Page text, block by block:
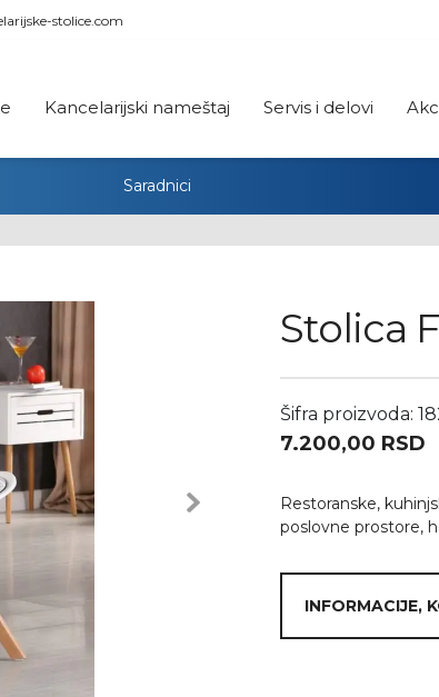
stolice.com
Kancelarijski nameštaj Servis i delovi
Saradnici
Next
Stolica
Šifra proizvoda:
7.200,00 RSD
Restoranske,
poslovne prostore,
INFORMACIJE,